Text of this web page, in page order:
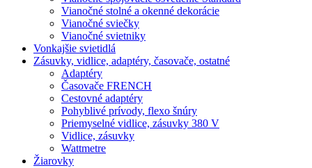
Vianočné stolné a okenné dekorácie
Vianočné sviečky
Vianočné svietniky
Vonkajšie svietidlá
Zásuvky, vidlice, adaptéry, časovače, ostatné
Adaptéry
Časovače FRENCH
Cestovné adaptéry
Pohyblivé prívody, flexo šnúry
Priemyselné vidlice, zásuvky 380 V
Vidlice, zásuvky
Wattmetre
Žiarovky